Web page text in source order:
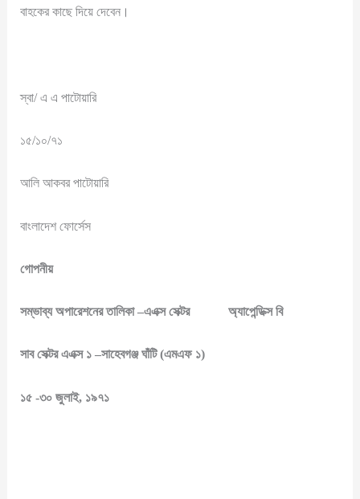
বাহকের কাছে দিয়ে দেবেন।
স্বা/ এ এ পাটোয়ারি
১৫/১০/৭১
আলি আকবর পাটোয়ারি
বাংলাদেশ ফোর্সেস
গোপনীয়
সম্ভাব্য অপারেশনের তালিকা –এএক্স সেক্টর অ্যাপেন্ডিক্স বি
সাব সেক্টর এএক্স ১ –সাহেবগঞ্জ ঘাঁটি (এমএফ ১)
১৫ -৩০ জুলাই, ১৯৭১